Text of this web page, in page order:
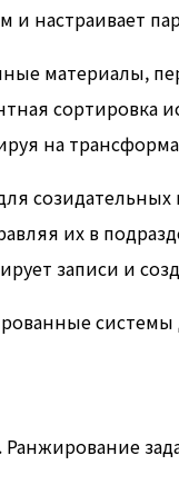
и настраивает
материалы,
сортировка
на
созидательных
их в
записи и